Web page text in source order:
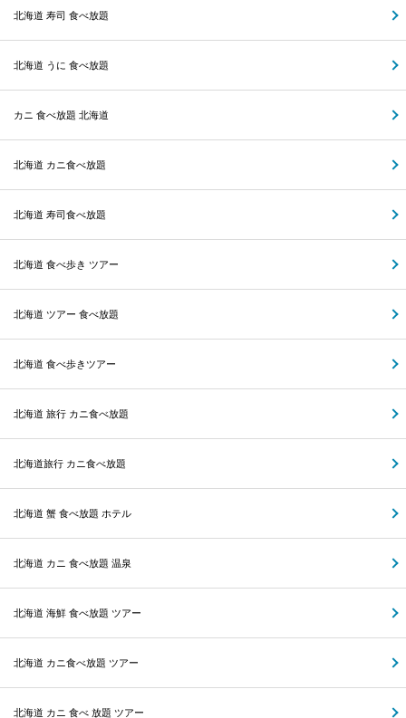
北海道 寿司 食べ放題
北海道 うに 食べ放題
カニ 食べ放題 北海道
北海道 カニ食べ放題
北海道 寿司食べ放題
北海道 食べ歩き ツアー
北海道 ツアー 食べ放題
北海道 食べ歩きツアー
北海道 旅行 カニ食べ放題
北海道旅行 カニ食べ放題
北海道 蟹 食べ放題 ホテル
北海道 カニ 食べ放題 温泉
北海道 海鮮 食べ放題 ツアー
北海道 カニ食べ放題 ツアー
北海道 カニ 食べ 放題 ツアー